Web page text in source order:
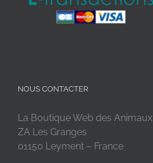
NOUS CONTACTER
La Boutique Web des Animaux
ZA Les Granges
01150 Leyment – France